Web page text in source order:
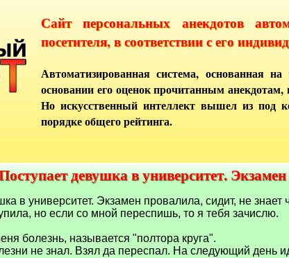
Сайт персональных анекдотов
посетителя, в соответствии с его
Автоматизированная система, основанная
основании его оценок прочитанным
Но искусственный интеллект вышел из под
порядке общего рейтинга.
девушка в университет.
девушка в университет.
в университет. Экзамен провалила, сидит, не знает
но если со мной переспишь, то я тебя зачислю.
болезнь, называется "полтора круга".
не знал. Взял да переспал. Hа следующий день